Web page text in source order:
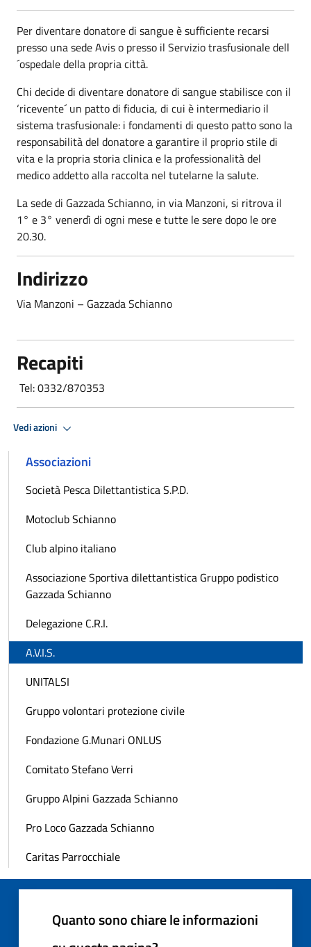
Per diventare donatore di sangue è sufficiente recarsi
presso una sede Avis o presso il Servizio trasfusionale dell
´ospedale della propria città.
Chi decide di diventare donatore di sangue stabilisce con il
‘ricevente´ un patto di fiducia, di cui è intermediario il
sistema trasfusionale: i fondamenti di questo patto sono la
responsabilità del donatore a garantire il proprio stile di
vita e la propria storia clinica e la professionalità del
medico addetto alla raccolta nel tutelarne la salute.
La sede di Gazzada Schianno, in via Manzoni, si ritrova il
1° e 3° venerdì di ogni mese e tutte le sere dopo le ore
20.30.
Indirizzo
Via Manzoni – Gazzada Schianno
Recapiti
Tel: 0332/870353
Vedi azioni
Associazioni
Società Pesca Dilettantistica S.P.D.
Motoclub Schianno
Club alpino italiano
Associazione Sportiva dilettantistica Gruppo podistico
Gazzada Schianno
Delegazione C.R.I.
A.V.I.S.
UNITALSI
Gruppo volontari protezione civile
Fondazione G.Munari ONLUS
Comitato Stefano Verri
Gruppo Alpini Gazzada Schianno
Pro Loco Gazzada Schianno
Caritas Parrocchiale
Quanto sono chiare le informazioni